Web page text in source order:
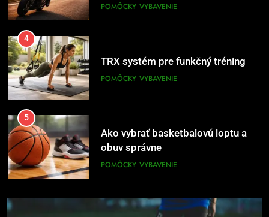
POMÔCKY VYBAVENIE
4
TRX systém pre funkčný tréning
POMÔCKY VYBAVENIE
5
Ako vybrať basketbalovú loptu a
obuv správne
POMÔCKY VYBAVENIE
6
Ako kombinovať rôzne tréningové